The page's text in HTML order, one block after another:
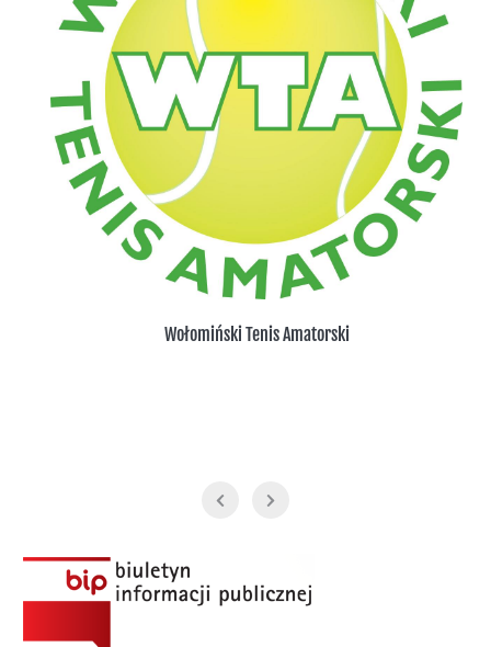
Wołomiński Tenis Amatorski